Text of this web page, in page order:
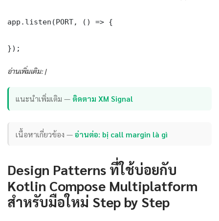
app.listen(PORT, () => {
});
อ่านเพิ่มเติม: |
แนะนำเพิ่มเติม — ติดตาม XM Signal
เนื้อหาเกี่ยวข้อง —อ่านต่อ: bị call margin là gì
Design Patterns ที่ใช้บ่อยกับ
Kotlin Compose Multiplatform
สำหรับมือใหม่ Step by Step